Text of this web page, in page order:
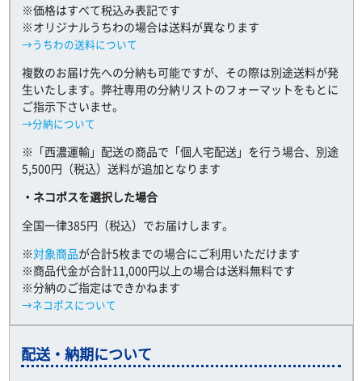
※価格はすべて税込み表記です
※オリジナルうちわの場合は送料が異なります
→うちわの送料について
複数のお届け先への分納も可能ですが、その際は別途送料が発
生いたします。弊社専用の分納リストのフォーマットをもとに
ご指示下さいませ。
→分納について
※「西濃運輸」配送の商品で「個人宅配送」を行う場合、別途
5,500円（税込）送料が追加となります
・ネコポスを選択した場合
全国一律385円（税込）でお届けします。
※対象商品が合計5枚までの場合にご利用いただけます
※商品代金が合計11,000円以上の場合は送料無料です
※分納のご指定はできかねます
→ネコポスについて
配送・納期について